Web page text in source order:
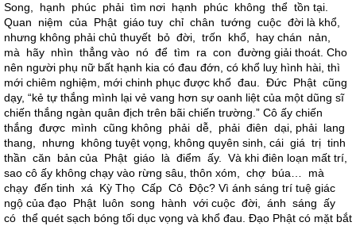
Song, hạnh phúc phải tìm nơi hạnh phúc không thể tồn tại.
Quan niệm của Phật giáo tuy chỉ chân tướng cuộc đời là khổ,
nhưng không phải chủ thuyết bỏ đời, trốn khổ, hay chán nản,
mà hãy nhìn thẳng vào nó để tìm ra con đường giải thoát. Cho
nên người phụ nữ bất hạnh kia có đau đớn, có khổ luỵ hình hài, thì
mới chiêm nghiệm, mới chinh phục được khổ đau. Đức Phật cũng
dạy, “kẻ tự thắng mình lại vẻ vang hơn sự oanh liệt của một dũng sĩ
chiến thắng ngàn quân địch trên bãi chiến trường.” Cô ấy chiến
thắng được mình cũng không phải dễ, phải điên dại, phải lang
thang, nhưng không tuyệt vọng, không quyên sinh, cái giá trị tinh
thần căn bản của Phật giáo là điểm ấy. Và khi điên loạn mất trí,
sao cô ấy không chạy vào rừng sâu, thôn xóm, chợ búa… mà
chạy đến tinh xá Kỳ Thọ Cấp Cô Độc? Vì ánh sáng trí tuệ giác
ngộ của đạo Phật luôn song hành với cuộc đời, ánh sáng ấy
có thể quét sạch bóng tối dục vọng và khổ đau. Đạo Phật có mặt bắt